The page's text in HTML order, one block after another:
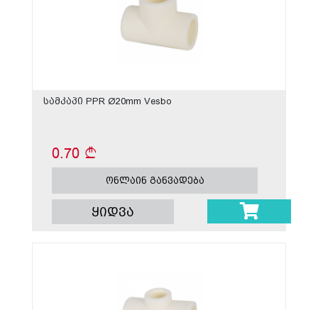
სამკაპი PPR Ø20mm Vesbo
0.70
ონლაინ განვადება
ყიდვა